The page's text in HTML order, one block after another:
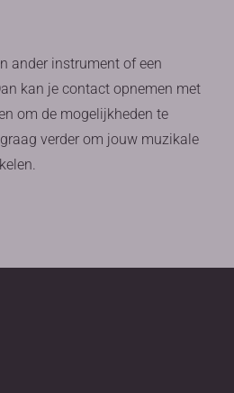
ander instrument of een
kan je contact opnemen met
om de mogelijkheden te
verder om jouw muzikale